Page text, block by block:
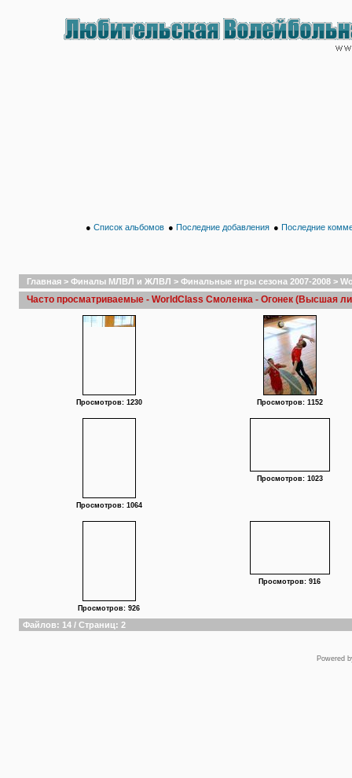
● Список альбомов ● Последние добавления ● Последние
Главная > Финалы МЛВЛ и ЖЛВЛ > Финальные игры сезона 2007-2008 >
Часто просматриваемые - WorldClass Смоленка - Огонек (Высшая
Просмотров: 1230 Просмотров: 1152
Просмотров: 1064
Просмотров: 1023
Просмотров: 926
Просмотров: 916
Файлов: 14 / Страниц: 2
Powered